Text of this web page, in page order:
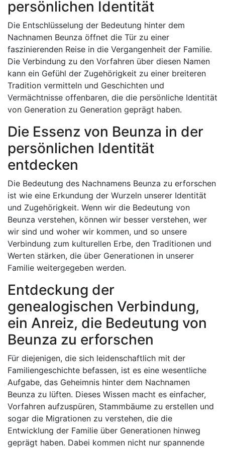
persönlichen Identität
Die Entschlüsselung der Bedeutung hinter dem
Nachnamen Beunza öffnet die Tür zu einer
faszinierenden Reise in die Vergangenheit der Familie.
Die Verbindung zu den Vorfahren über diesen Namen
kann ein Gefühl der Zugehörigkeit zu einer breiteren
Tradition vermitteln und Geschichten und
Vermächtnisse offenbaren, die die persönliche Identität
von Generation zu Generation geprägt haben.
Die Essenz von Beunza in der
persönlichen Identität
entdecken
Die Bedeutung des Nachnamens Beunza zu erforschen
ist wie eine Erkundung der Wurzeln unserer Identität
und Zugehörigkeit. Wenn wir die Bedeutung von
Beunza verstehen, können wir besser verstehen, wer
wir sind und woher wir kommen, und so unsere
Verbindung zum kulturellen Erbe, den Traditionen und
Werten stärken, die über Generationen in unserer
Familie weitergegeben werden.
Entdeckung der
genealogischen Verbindung,
ein Anreiz, die Bedeutung von
Beunza zu erforschen
Für diejenigen, die sich leidenschaftlich mit der
Familiengeschichte befassen, ist es eine wesentliche
Aufgabe, das Geheimnis hinter dem Nachnamen
Beunza zu lüften. Dieses Wissen macht es einfacher,
Vorfahren aufzuspüren, Stammbäume zu erstellen und
sogar die Migrationen zu verstehen, die die
Entwicklung der Familie über Generationen hinweg
geprägt haben. Dabei kommen nicht nur spannende